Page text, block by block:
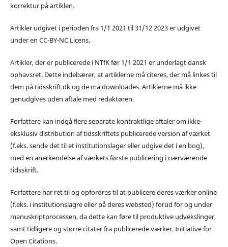
korrektur på artiklen.
Artikler udgivet i perioden fra 1/1 2021 til 31/12 2023 er udgivet
under en CC-BY-NC Licens.
Artikler, der er publicerede i NTfK før 1/1 2021 er underlagt dansk
ophavsret. Dette indebærer, at artiklerne må citeres, der må linkes til
dem på tidsskrift.dk og de må downloades. Artiklerne må ikke
genudgives uden aftale med redaktøren.
Forfattere kan indgå flere separate kontraktlige aftaler om ikke-
eksklusiv distribution af tidsskriftets publicerede version af værket
(f.eks. sende det til et institutionslager eller udgive det i en bog),
med en anerkendelse af værkets første publicering i nærværende
tidsskrift.
Forfattere har ret til og opfordres til at publicere deres værker online
(f.eks. i institutionslagre eller på deres websted) forud for og under
manuskriptprocessen, da dette kan føre til produktive udvekslinger,
samt tidligere og større citater fra publicerede værker. Initiative for
Open Citations.